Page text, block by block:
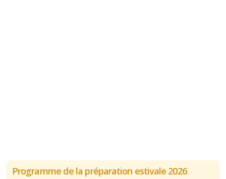
Programme de la préparation estivale 2026